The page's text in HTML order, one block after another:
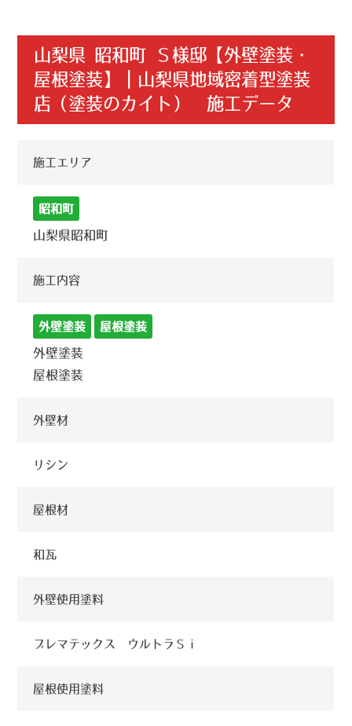
山梨県 昭和町 Ｓ様邸【外壁塗装・
屋根塗装】｜山梨県地域密着型塗装
店（塗装のカイト） 施工データ
施工エリア
昭和町
山梨県昭和町
施工内容
外壁塗装 屋根塗装
外壁塗装
屋根塗装
外壁材
リシン
屋根材
和瓦
外壁使用塗料
プレマテックス ウルトラＳｉ
屋根使用塗料